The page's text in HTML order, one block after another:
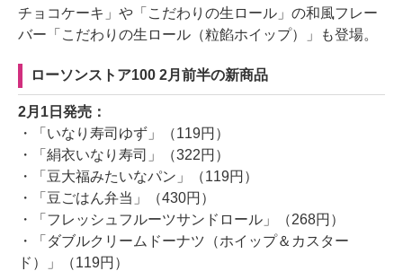
チョコケーキ」や「こだわりの生ロール」の和風フレー
バー「こだわりの生ロール（粒餡ホイップ）」も登場。
ローソンストア100 2月前半の新商品
2月1日発売：
・「いなり寿司ゆず」（119円）
・「絹衣いなり寿司」（322円）
・「豆大福みたいなパン」（119円）
・「豆ごはん弁当」（430円）
・「フレッシュフルーツサンドロール」（268円）
・「ダブルクリームドーナツ（ホイップ＆カスター
ド）」（119円）